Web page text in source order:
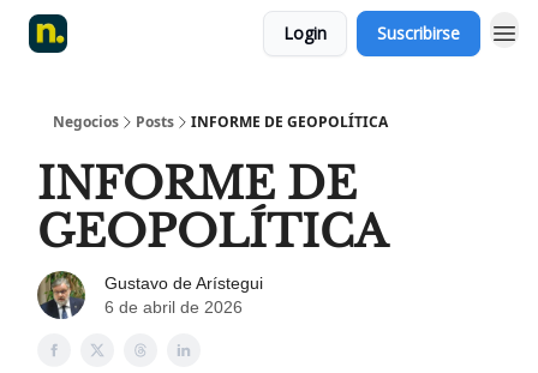
Login Suscribirse
Negocios Posts INFORME DE GEOPOLÍTICA
INFORME DE
GEOPOLÍTICA
Gustavo de Arístegui
6 de abril de 2026